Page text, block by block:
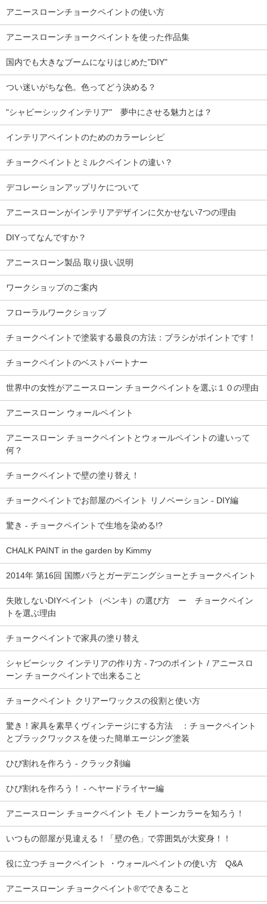
アニースローンチョークペイントの使い方
アニースローンチョークペイントを使った作品集
国内でも大きなブームになりはじめた"DIY"
つい迷いがちな色。色ってどう決める？
"シャビーシックインテリア" 夢中にさせる魅力とは？
インテリアペイントのためのカラーレシピ
チョークペイントとミルクペイントの違い？
デコレーションアップリケについて
アニースローンがインテリアデザインに欠かせない7つの理由
DIYってなんですか？
アニースローン製品 取り扱い説明
ワークショップのご案内
フローラルワークショップ
チョークペイントで塗装する最良の方法：ブラシがポイントです！
チョークペイントのベストパートナー
世界中の女性がアニースローン チョークペイントを選ぶ１０の理由
アニースローン ウォールペイント
アニースローン チョークペイントとウォールペイントの違いって
何？
チョークペイントで壁の塗り替え！
チョークペイントでお部屋のペイント リノベーション - DIY編
驚き - チョークペイントで生地を染める!?
CHALK PAINT in the garden by Kimmy
2014年 第16回 国際バラとガーデニングショーとチョークペイント
失敗しないDIYペイント（ペンキ）の選び方 ー チョークペイン
トを選ぶ理由
チョークペイントで家具の塗り替え
シャビーシック インテリアの作り方 - 7つのポイント / アニースロ
ーン チョークペイントで出来ること
チョークペイント クリアーワックスの役割と使い方
驚き！家具を素早くヴィンテージにする方法 ：チョークペイント
とブラックワックスを使った簡単エージング塗装
ひび割れを作ろう - クラック剤編
ひび割れを作ろう！ - ヘヤードライヤー編
アニースローン チョークペイント モノトーンカラーを知ろう！
いつもの部屋が見違える！「壁の色」で雰囲気が大変身！！
役に立つチョークペイント ・ウォールペイントの使い方 Q&A
アニースローン チョークペイント®でできること